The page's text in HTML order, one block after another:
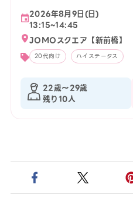
2026年8月9日(日)
13:15~14:45
JOMOスクエア【新前橋】
20代向け ハイステータス
22歳〜29歳
残り10人